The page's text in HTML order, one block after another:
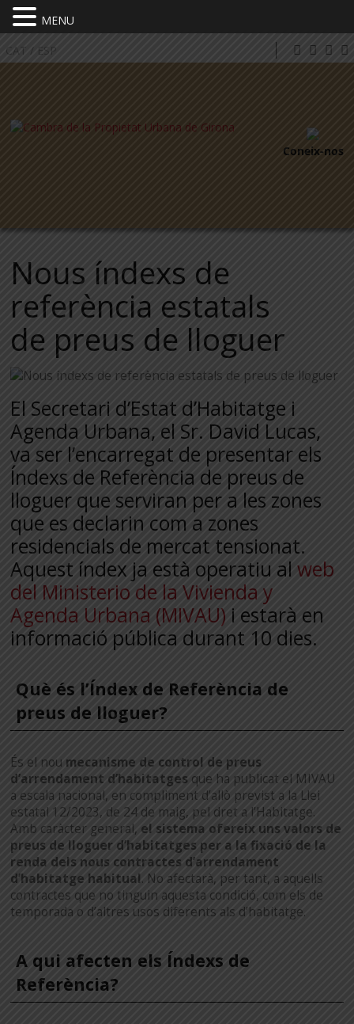
CAT / ESP
Coneix-nos
Nous índexs de
referència estatals
de preus de lloguer
El Secretari d’Estat d’Habitatge i
Agenda Urbana, el Sr. David Lucas,
va ser l’encarregat de presentar els
Índexs de Referència de preus de
lloguer que serviran per a les zones
que es declarin com a zones
residencials de mercat tensionat.
Aquest índex ja està operatiu alweb
del Ministerio de la Vivienda y
Agenda Urbana (MIVAU) i estarà en
informació pública durant 10 dies.
Què és l’Índex de Referència de
preus de lloguer?
És el nou mecanisme de control de preus
d’arrendament d’habitatges que ha publicat el MIVAU
a escala nacional, en compliment d’allò previst a la Llei
estatal 12/2023, de 24 de maig, pel dret a l’Habitatge.
Amb caràcter general, el sistema ofereix uns valors de
preus de lloguer d’habitatges per a la fixació de la
renda dels nous contractes d’arrendament
d’habitatge habitual. No afectarà, per tant, a aquells
contractes que no tinguin aquesta condició, com els de
temporada o d’altres usos diferents als d’habitatge.
A qui afecten els Índexs de
Referència?
MENU